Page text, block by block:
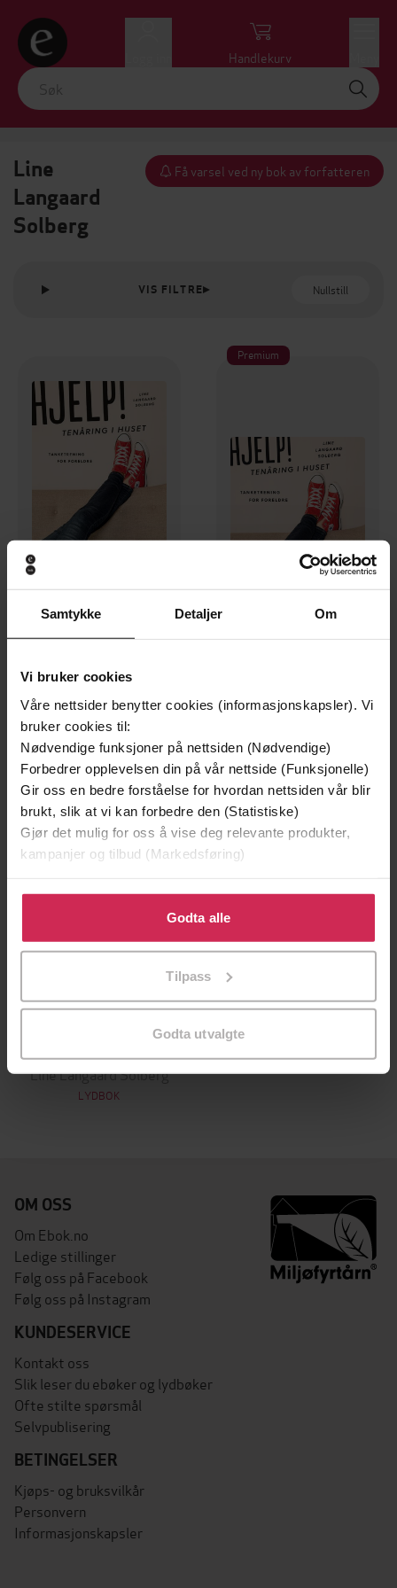
Samtykke Detaljer Om
Vi bruker cookies
Våre nettsider benytter cookies (informasjonskapsler). Vi
bruker cookies til:
Nødvendige funksjoner på nettsiden (Nødvendige)
Forbedrer opplevelsen din på vår nettside (Funksjonelle)
Gir oss en bedre forståelse for hvordan nettsiden vår blir
brukt, slik at vi kan forbedre den (Statistiske)
Gjør det mulig for oss å vise deg relevante produkter,
kampanjer og tilbud (Markedsføring)
Klikk på «Godta alle» for å gi oss ditt samtykke til å
bruke cookies for alle disse formålene. Du kan også
tilpasse ditt samtykke til spesifikke formål ved å klikke
Godta alle
Tilpass
Godta utvalgte
Handlekurv
Line
Langaard
Solberg
Få varsel ved ny bok av forfatteren
VIS FILTRE Nullstill
229,-
Hjelp! Tenåring i huset
Line Langaard Solberg
Premium
349,-
Hjelp! Tenåring i huset
Premium
Line Langaard Solberg
LYDBOK
OM OSS
Om Ebok.no
Ledige stillinger
Følg oss på Facebook
Følg oss på Instagram
KUNDESERVICE
Kontakt oss
Slik leser du ebøker og lydbøker
Ofte stilte spørsmål
Selvpublisering
BETINGELSER
Kjøps- og bruksvilkår
Personvern
Informasjonskapsler